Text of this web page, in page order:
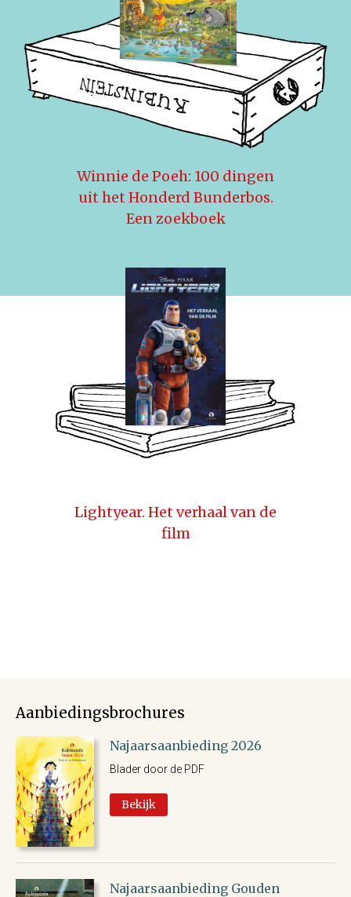
Winnie de Poeh: 100 dingen
uit het Honderd Bunderbos.
Een zoekboek
Lightyear. Het verhaal van de
film
Aanbiedingsbrochures
Najaarsaanbieding 2026
Blader door de PDF
Bekijk
Najaarsaanbieding Gouden